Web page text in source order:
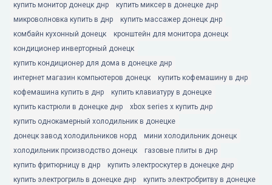
купить монитор донецк днр
купить миксер в донецке днр
микроволновка купить в днр
купить массажер донецк днр
комбайн кухонный донецк
кронштейн для монитора донецк
кондиционер инверторный донецк
купить кондиционер для дома в донецке днр
интернет магазин компьютеров донецк
купить кофемашину в днр
кофемашина купить в днр
купить клавиатуру в донецке
купить кастрюли в донецке днр
xbox series x купить днр
купить однокамерный холодильник в донецке
донецк завод холодильников норд
мини холодильник донецк
холодильник производство донецк
газовые плиты в днр
купить фритюрницу в днр
купить электроскутер в донецке днр
купить электрогриль в донецке днр
купить электробритву в донецке